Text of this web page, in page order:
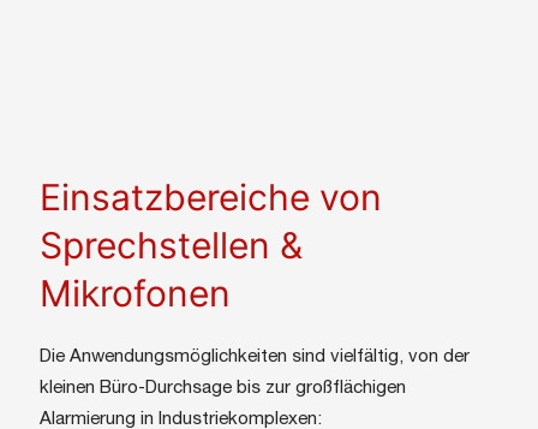
Einsatzbereiche von
Sprechstellen &
Mikrofonen
Die Anwendungsmöglichkeiten sind vielfältig, von der
kleinen Büro-Durchsage bis zur großflächigen
Alarmierung in Industriekomplexen: